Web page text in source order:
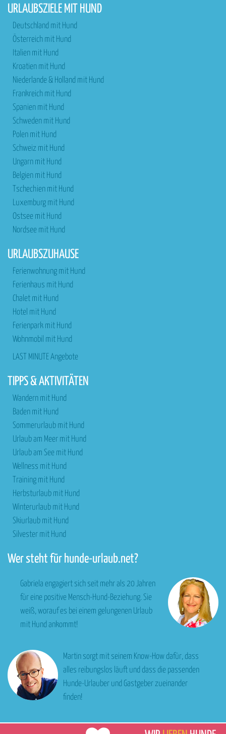
URLAUBSZIELE MIT HUND
Deutschland mit Hund
Österreich mit Hund
Italien mit Hund
Kroatien mit Hund
Niederlande & Holland mit Hund
Frankreich mit Hund
Spanien mit Hund
Schweden mit Hund
Polen mit Hund
Schweiz mit Hund
Ungarn mit Hund
Belgien mit Hund
Tschechien mit Hund
Luxemburg mit Hund
Ostsee mit Hund
Nordsee mit Hund
URLAUBSZUHAUSE
Ferienwohnung mit Hund
Ferienhaus mit Hund
Chalet mit Hund
Hotel mit Hund
Ferienpark mit Hund
Wohnmobil mit Hund
LAST MINUTE Angebote
TIPPS & AKTIVITÄTEN
Wandern mit Hund
Baden mit Hund
Sommerurlaub mit Hund
Urlaub am Meer mit Hund
Urlaub am See mit Hund
Wellness mit Hund
Training mit Hund
Herbsturlaub mit Hund
Winterurlaub mit Hund
Skiurlaub mit Hund
Silvester mit Hund
Wer steht für hunde-urlaub.net?
Gabriela engagiert sich seit mehr als 20 Jahren
für eine positive Mensch-Hund-Beziehung. Sie
weiß, worauf es bei einem gelungenen Urlaub
mit Hund ankommt!
Martin sorgt mit seinem Know-How dafür, dass
alles reibungslos läuft und dass die passenden
Hunde-Urlauber und Gastgeber zueinander
finden!